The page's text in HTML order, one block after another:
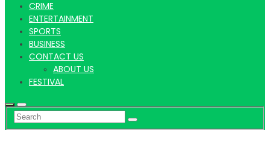
Hindi
News
CRIME
ENTERTAINMENT
SPORTS
BUSINESS
CONTACT US
ABOUT US
FESTIVAL